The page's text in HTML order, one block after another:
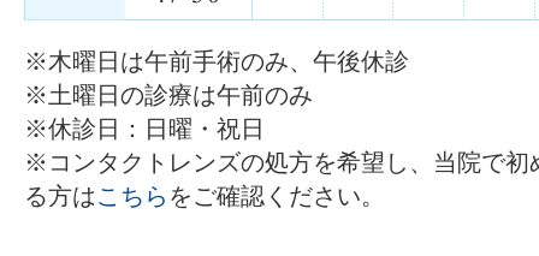
※木曜日は午前手術のみ、午後休診
※土曜日の診療は午前のみ
※休診日：日曜・祝日
※コンタクトレンズの処方を希望し、当院で初
る方はこちら をご確認ください。